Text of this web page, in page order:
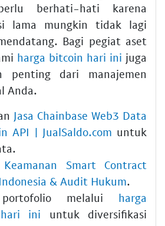
berhati-hati karena
lama mungkin tidak lagi
Bagi pegiat aset
harga bitcoin hari ini juga
penting dari manajemen
Anda.
Jasa Chainbase Web3 Data
API | JualSaldo.com untuk
Keamanan Smart Contract
& Audit Hukum.
portofolio melalui harga
ini untuk diversifikasi